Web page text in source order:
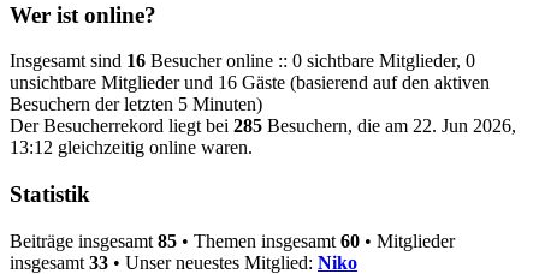
Wer ist online?
Insgesamt sind 16 Besucher online :: 0 sichtbare Mitglieder, 0
unsichtbare Mitglieder und 16 Gäste (basierend auf den aktiven
Besuchern der letzten 5 Minuten)
Der Besucherrekord liegt bei 285 Besuchern, die am 22. Jun 2026,
13:12 gleichzeitig online waren.
Statistik
Beiträge insgesamt 85 • Themen insgesamt 60 • Mitglieder
insgesamt 33 • Unser neuestes Mitglied: Niko